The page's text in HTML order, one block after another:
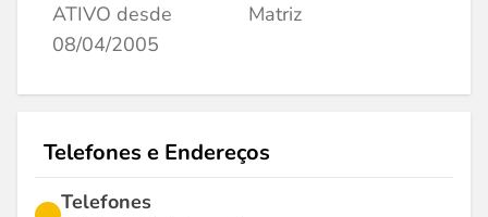
ATIVO desde
08/04/2005
Matriz
Telefones e Endereços
Telefones